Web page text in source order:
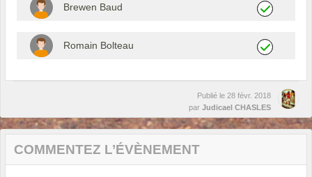
Brewen Baud
Romain Bolteau
Publié le 28 févr. 2018
par Judicael CHASLES
COMMENTEZ L’ÉVÈNEMENT